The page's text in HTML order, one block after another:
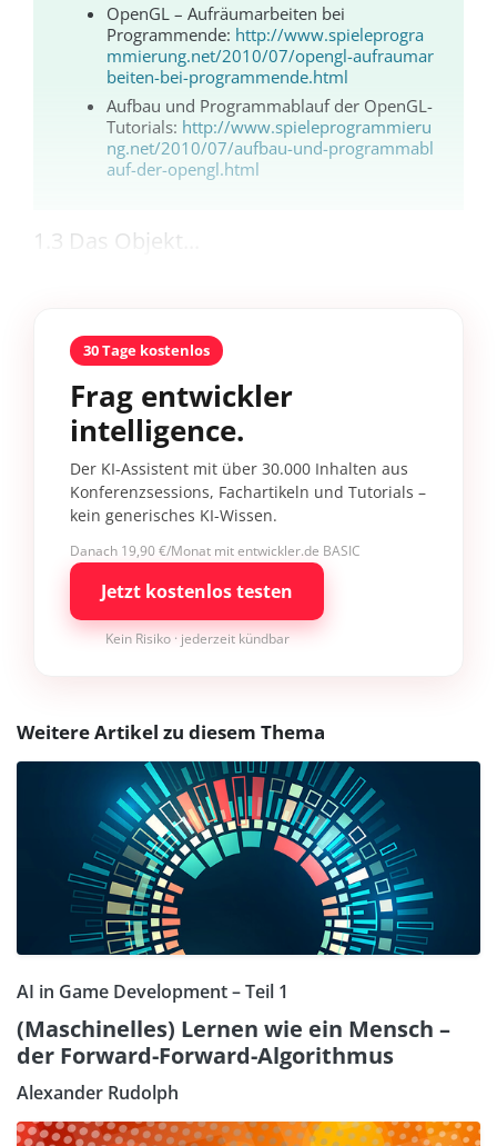
OpenGL – Aufräumarbeiten bei
Programmende: http://www.spieleprogra
mmierung.net/2010/07/opengl-aufraumar
beiten-bei-programmende.html
Aufbau und Programmablauf der OpenGL-
Tutorials: http://www.spieleprogrammieru
ng.net/2010/07/aufbau-und-programmabl
auf-der-opengl.html
1.3 Das Objekt...
30 Tage kostenlos
Frag entwickler
intelligence.
Der KI-Assistent mit über 30.000 Inhalten aus
Konferenzsessions, Fachartikeln und Tutorials –
kein generisches KI-Wissen.
Danach 19,90 €/Monat mit entwickler.de BASIC
Jetzt kostenlos testen
Kein Risiko · jederzeit kündbar
Weitere Artikel zu diesem Thema
AI in Game Development – Teil 1
(Maschinelles) Lernen wie ein Mensch –
der Forward-Forward-Algorithmus
Alexander Rudolph